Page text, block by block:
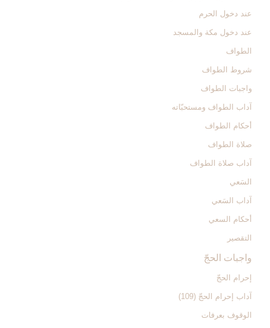
عند دخول الحرم‏
عند دخول مكة والمسجد
الطواف‏
شروط الطواف‏
واجبات الطواف‏
آداب الطواف ومستحبّاته‏
أحكام الطواف‏
صلاة الطواف‏
آداب صلاة الطواف‏
السَعي‏
آداب السَعي‏
أحكام السعي‏
التقصير
واجبات الحجّ‏
إحرام الحجّ‏
آداب إحرام الحجّ (109)
الوقوف بعرفات‏